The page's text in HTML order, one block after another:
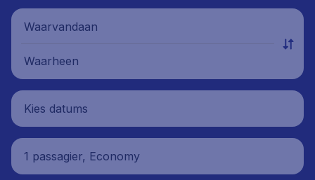
Waarvandaan
Waarheen
Kies datums
1 passagier, Economy